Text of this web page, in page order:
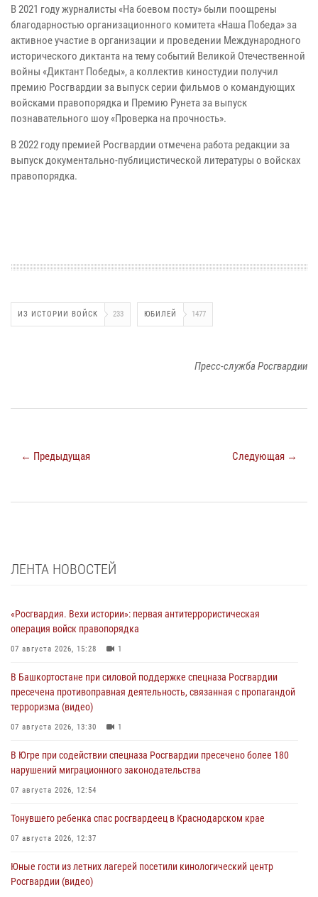
В 2021 году журналисты «На боевом посту» были поощрены
благодарностью организационного комитета «Наша Победа» за
активное участие в организации и проведении Международного
исторического диктанта на тему событий Великой Отечественной
войны «Диктант Победы», а коллектив киностудии получил
премию Росгвардии за выпуск серии фильмов о командующих
войсками правопорядка и Премию Рунета за выпуск
познавательного шоу «Проверка на прочность».
В 2022 году премией Росгвардии отмечена работа редакции за
выпуск документально-публицистической литературы о войсках
правопорядка.
ИЗ ИСТОРИИ ВОЙСК 233 ЮБИЛЕЙ 1477
Пресс-служба Росгвардии
← Предыдущая Следующая →
ЛЕНТА НОВОСТЕЙ
«Росгвардия. Вехи истории»: первая антитеррористическая
операция войск правопорядка
07 августа 2026, 15:28 1
В Башкортостане при силовой поддержке спецназа Росгвардии
пресечена противоправная деятельность, связанная с пропагандой
терроризма (видео)
07 августа 2026, 13:30 1
В Югре при содействии спецназа Росгвардии пресечено более 180
нарушений миграционного законодательства
07 августа 2026, 12:54
Тонувшего ребенка спас росгвардеец в Краснодарском крае
07 августа 2026, 12:37
Юные гости из летних лагерей посетили кинологический центр
Росгвардии (видео)